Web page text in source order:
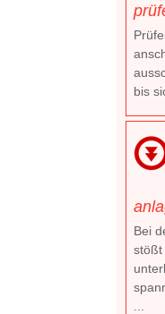
bis
Bei
stößt